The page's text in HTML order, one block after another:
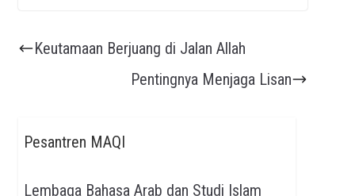
Keutamaan Berjuang di Jalan Allah
Pentingnya Menjaga Lisan
Pesantren MAQI
Lembaga Bahasa Arab dan Studi Islam